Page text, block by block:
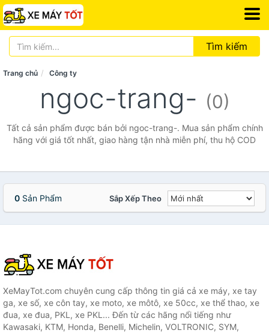
Tìm kiếm
Trang chủ Công ty
ngoc-trang- (0)
Tất cả sản phẩm được bán bởi ngoc-trang-. Mua sản phẩm chính
hãng với giá tốt nhất, giao hàng tận nhà miễn phí, thu hộ COD
0 Sản Phẩm Sắp Xếp Theo
XeMayTot.com chuyên cung cấp thông tin giá cả xe máy, xe tay
ga, xe số, xe côn tay, xe moto, xe môtô, xe 50cc, xe thể thao, xe
đua, xe đua, PKL, xe PKL... Đến từ các hãng nổi tiếng như
Kawasaki, KTM, Honda, Benelli, Michelin, VOLTRONIC, SYM,